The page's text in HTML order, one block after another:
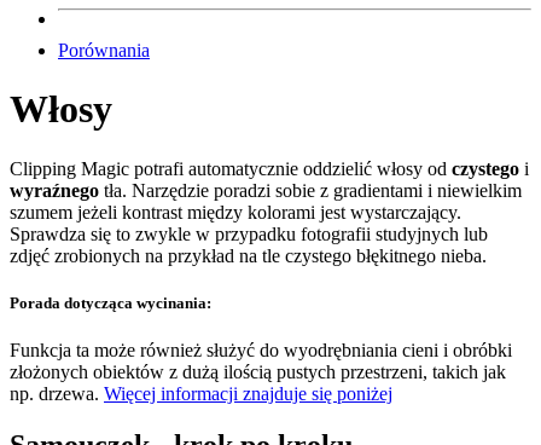
Porównania
Włosy
Clipping Magic potrafi automatycznie oddzielić włosy od czystego i
wyraźnego tła. Narzędzie poradzi sobie z gradientami i niewielkim
szumem jeżeli kontrast między kolorami jest wystarczający.
Sprawdza się to zwykle w przypadku fotografii studyjnych lub
zdjęć zrobionych na przykład na tle czystego błękitnego nieba.
Porada dotycząca wycinania:
Funkcja ta może również służyć do wyodrębniania cieni i obróbki
złożonych obiektów z dużą ilością pustych przestrzeni, takich jak
np. drzewa. Więcej informacji znajduje się poniżej